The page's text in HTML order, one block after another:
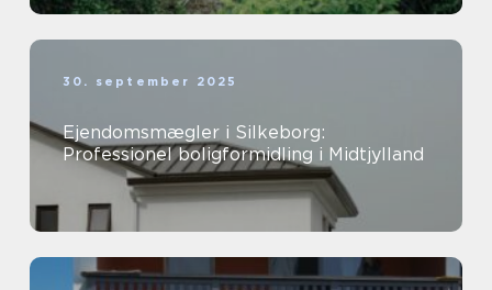
30. september 2025
Ejendomsmægler i Silkeborg:
Professionel boligformidling i Midtjylland